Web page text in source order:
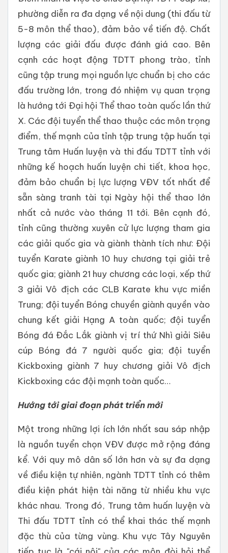
phường diễn ra đa dạng về nội dung (thi đấu từ
5-8 môn thể thao), đảm bảo về tiến độ. Chất
lượng các giải đấu được đánh giá cao. Bên
cạnh các hoạt động TDTT phong trào, tỉnh
cũng tập trung mọi nguồn lực chuẩn bị cho các
đấu trường lớn, trong đó nhiệm vụ quan trọng
là hướng tới Đại hội Thể thao toàn quốc lần thứ
X. Các đội tuyển thể thao thuộc các môn trọng
điểm, thế mạnh của tỉnh tập trung tập huấn tại
Trung tâm Huấn luyện và thi đấu TDTT tỉnh với
những kế hoạch huấn luyện chi tiết, khoa học,
đảm bảo chuẩn bị lực lượng VĐV tốt nhất để
sẵn sàng tranh tài tại Ngày hội thể thao lớn
nhất cả nước vào tháng 11 tới. Bên cạnh đó,
tỉnh cũng thường xuyên cử lực lượng tham gia
các giải quốc gia và giành thành tích như: Đội
tuyển Karate giành 10 huy chương tại giải trẻ
quốc gia; giành 21 huy chương các loại, xếp thứ
3 giải Vô địch các CLB Karate khu vực miền
Trung; đội tuyển Bóng chuyền giành quyền vào
chung kết giải Hạng A toàn quốc; đội tuyển
Bóng đá Đắc Lắk giành vị trí thứ Nhì giải Siêu
cúp Bóng đá 7 người quốc gia; đội tuyển
Kickboxing giành 7 huy chương giải Vô địch
Kickboxing các đội mạnh toàn quốc…
Hướng tới giai đoạn phát triển mới
Một trong những lợi ích lớn nhất sau sáp nhập
là nguồn tuyển chọn VĐV được mở rộng đáng
kể. Với quy mô dân số lớn hơn và sự đa dạng
về điều kiện tự nhiên, ngành TDTT tỉnh có thêm
điều kiện phát hiện tài năng từ nhiều khu vực
khác nhau. Trong đó, Trung tâm huấn luyện và
Thi đấu TDTT tỉnh có thể khai thác thế mạnh
đặc thù của từng vùng. Khu vực Tây Nguyên